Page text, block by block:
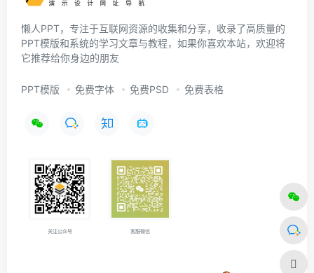
懒人PPT，专注于互联网资源的收集和分享，收录了高质量的
PPT模版和系统的学习文章与教程，如果你喜欢本站，欢迎将
它推荐给你身边的朋友
PPT模版 免费字体 免费PSD 免费表格
关注公众号 客服微信